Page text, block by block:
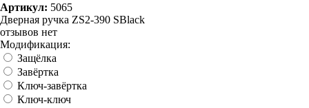
Артикул: 5065
Дверная ручка ZS2-390 SBlack
отзывов нет
Модификация:
Защёлка
Завёртка
Ключ-завёртка
Ключ-ключ